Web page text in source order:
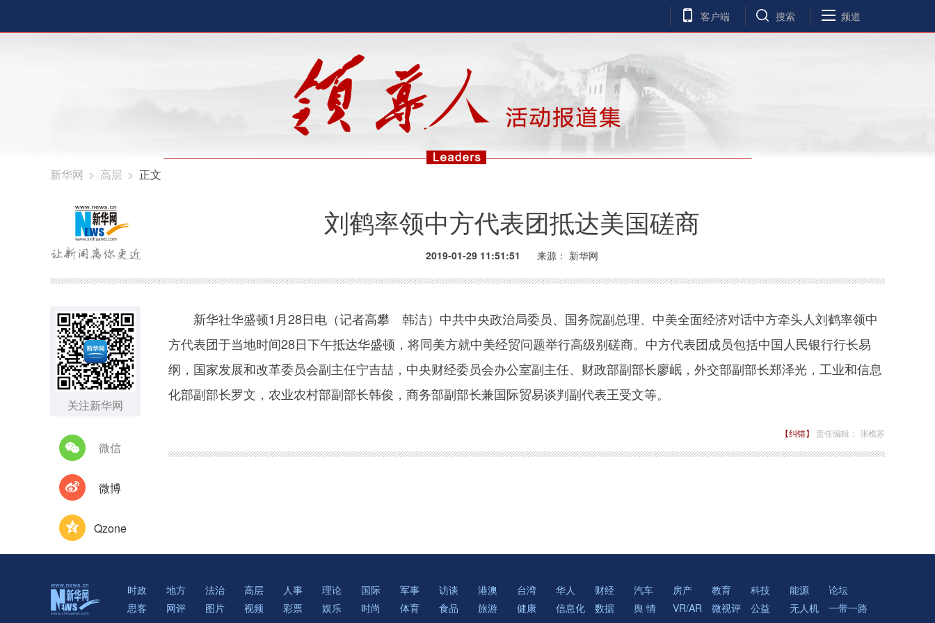
客户端 搜索 频道
新华网 > 高层 > 正文
刘鹤率领中方代表团抵达美国磋商
2019-01-29 11:51:51 来源： 新华网
关注新华网
微信
微博
Qzone
新华社华盛顿1月28日电（记者高攀 韩洁）中共中央政治局委员、国务院副总理、中美全面经济对话中方牵头人刘鹤率领中
方代表团于当地时间28日下午抵达华盛顿，将同美方就中美经贸问题举行高级别磋商。中方代表团成员包括中国人民银行行长易
纲，国家发展和改革委员会副主任宁吉喆，中央财经委员会办公室副主任、财政部副部长廖岷，外交部副部长郑泽光，工业和信息
化部副部长罗文，农业农村部副部长韩俊，商务部副部长兼国际贸易谈判副代表王受文等。
【纠错】 责任编辑： 张樵苏
时政 地方 法治 高层 人事 理论 国际 军事 访谈 港澳 台湾 华人 财经 汽车 房产 教育 科技 能源
论坛
思客
网评 图片 视频 彩票 娱乐 时尚 体育 食品 旅游 健康 信息化 数据 舆 情 VR/AR 微视评 公益 无人机 一带一路